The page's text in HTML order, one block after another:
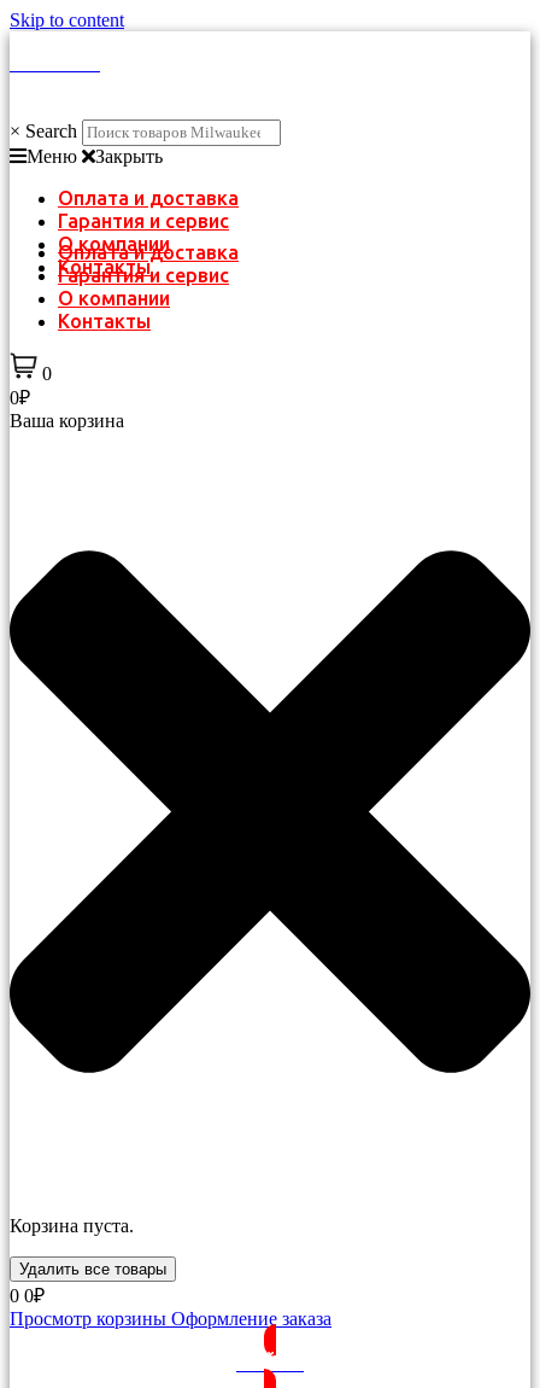
Skip to content
× Search
Меню
Закрыть
Оплата и доставка
Гарантия и сервис
О компании
Контакты
Оплата и доставка
Гарантия и сервис
О компании
Контакты
0
0₽
Ваша корзина
Корзина пуста.
Удалить все товары
0 0₽
Просмотр корзины Оформление заказа
ВОЙТИ